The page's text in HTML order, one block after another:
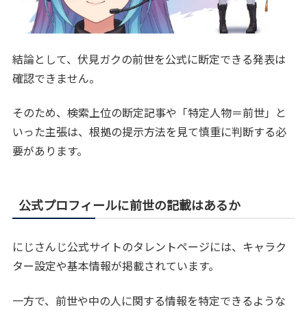
結論として、伏見ガクの前世を公式に断定できる発表は
確認できません。
そのため、検索上位の断定記事や「特定人物＝前世」と
いった主張は、根拠の提示方法を見て慎重に判断する必
要があります。
公式プロフィールに前世の記載はあるか
にじさんじ公式サイトのタレントページには、キャラク
ター設定や基本情報が掲載されています。
一方で、前世や中の人に関する情報を特定できるような